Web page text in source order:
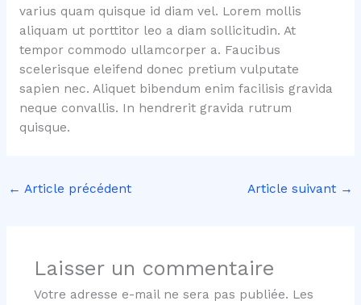
varius quam quisque id diam vel. Lorem mollis
aliquam ut porttitor leo a diam sollicitudin. At
tempor commodo ullamcorper a. Faucibus
scelerisque eleifend donec pretium vulputate
sapien nec. Aliquet bibendum enim facilisis gravida
neque convallis. In hendrerit gravida rutrum
quisque.
← Article précédent Article suivant →
Laisser un commentaire
Votre adresse e-mail ne sera pas publiée. Les